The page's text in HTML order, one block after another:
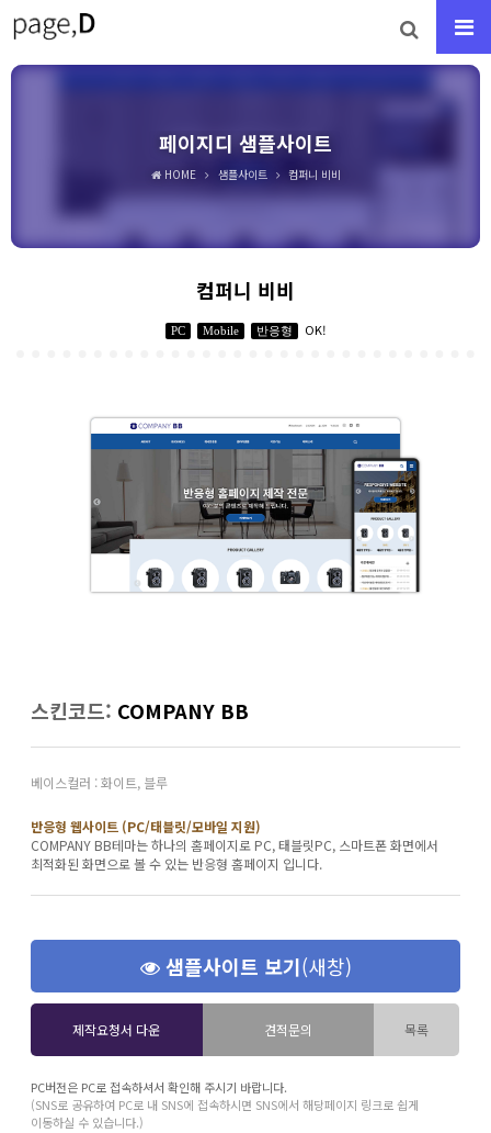
페이지디 샘플사이트
HOME 샘플사이트 컴퍼니 비비
컴퍼니 비비
PC Mobile 반응형 OK!
스킨코드: COMPANY BB
베이스컬러 : 화이트, 블루
반응형 웹사이트 (PC/태블릿/모바일 지원)
COMPANY BB테마는 하나의 홈페이지로 PC, 태블릿PC, 스마트폰 화면에서
최적화된 화면으로 볼 수 있는 반응형 홈페이지 입니다.
샘플사이트 보기(새창)
제작요청서 다운 견적문의 목록
PC버전은 PC로 접속하셔서 확인해 주시기 바랍니다.
(SNS로 공유하여 PC로 내 SNS에 접속하시면 SNS에서 해당페이지 링크로 쉽게
이동하실 수 있습니다.)